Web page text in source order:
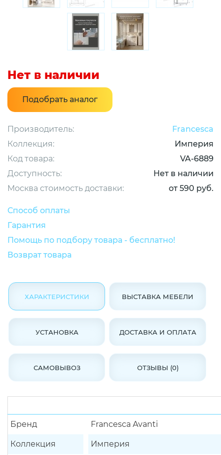
Нет в наличии
Подобрать аналог
Производитель:
Francesca
Коллекция:
Империя
Код товара:
VA-6889
Доступность:
Нет в наличии
Москва стоимость доставки:
от 590 руб.
Способ оплаты
Гарантия
Помощь по подбору товара - бесплатно!
Возврат товара
ХАРАКТЕРИСТИКИ ВЫСТАВКА МЕБЕЛИ
УСТАНОВКА ДОСТАВКА И ОПЛАТА
САМОВЫВОЗ ОТЗЫВЫ (0)
Бренд Francesca Avanti
Коллекция Империя